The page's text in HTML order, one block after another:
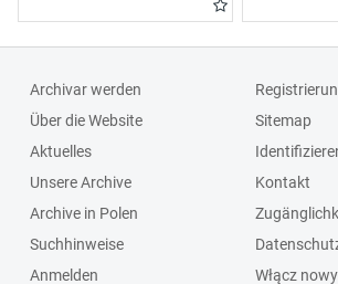
Archivar werden
Über die Website
Aktuelles
Unsere Archive
Archive in Polen
Suchhinweise
Anmelden
Sitemap
Kontakt
Włącz